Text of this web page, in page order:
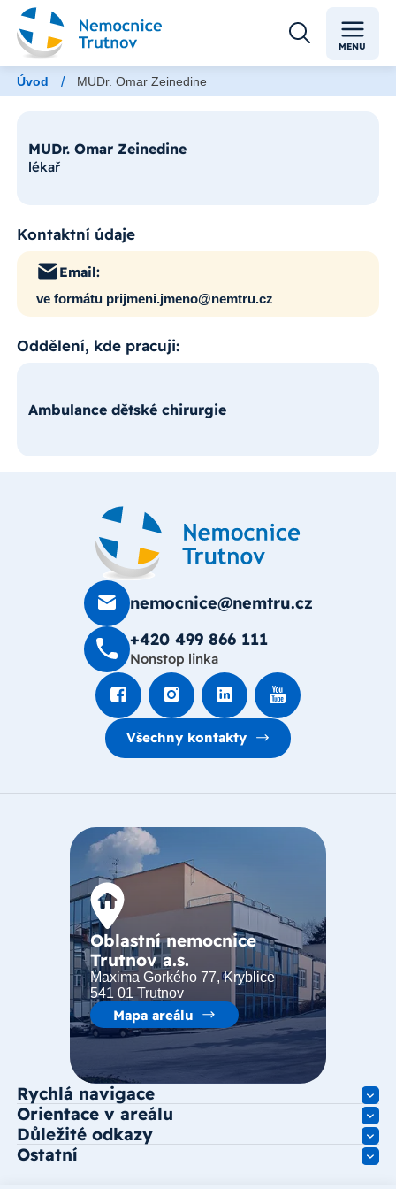
MENU
Úvod / MUDr. Omar Zeinedine
MUDr. Omar Zeinedine
lékař
Kontaktní údaje
Email:
ve formátu prijmeni.jmeno@nemtru.cz
Oddělení, kde pracuji:
Ambulance dětské chirurgie
nemocnice@nemtru.cz
+420 499 8­66 111
Nonstop linka
Všechny kontakty
Oblastní nemocnice
Trutnov a.s.
Maxima Gorkého 77, Kryblice
541 01 Trutnov
Mapa areálu
Rychlá navigace
Orientace v areálu
Důležité odkazy
Ostatní